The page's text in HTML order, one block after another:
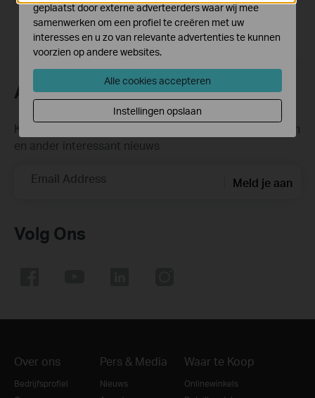
Abonneer
Krijg updates over nieuwe producten, samenwerkingen
en ander interessant nieuws
Email Address Meld je aan
Volg Ons
Over ons
Bedrijfsprofiel
Pers & Media
Nieuws
Waar te Koop
Onlinewinkels
geplaatst door externe adverteerders waar wij mee
samenwerken om een profiel te creëren met uw
interesses en u zo van relevante advertenties te kunnen
voorzien op andere websites.
Alle cookies accepteren
Instellingen opslaan